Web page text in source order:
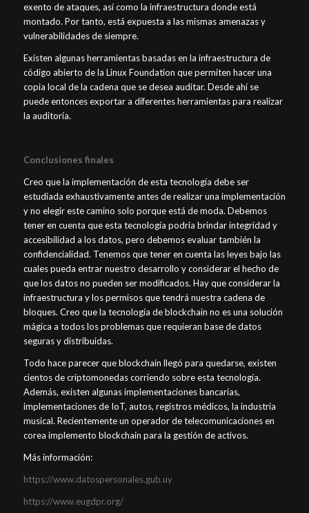
exento de ataques, así como la infraestructura donde está
montado. Por tanto, está expuesta a las mismas amenazas y
vulnerabilidades de siempre.
Existen algunas herramientas basadas en la infraestructura de
código abierto de la Linux Foundation que permiten hacer una
copia local de la cadena que se desea auditar. Desde ahí se
puede entonces exportar a diferentes herramientas para realizar
la auditoria.
Conclusiones finales
Creo que la implementación de esta tecnología debe ser
estudiada exhaustivamente antes de realizar una implementación
y no elegir este camino solo porque está de moda. Debemos
tener en cuenta que esta tecnología podría brindar integridad y
accesibilidad a los datos, pero debemos evaluar también la
confidencialidad. Tenemos que tener en cuenta las leyes bajo las
cuales pueda entrar nuestro desarrollo y considerar el hecho de
que los datos no pueden ser modificados. Hay que considerar la
infraestructura y los permisos que tendrá nuestra cadena de
bloques. Creo que la tecnología de blockchain no es una solución
mágica a todos los problemas que requieran base de datos
seguras y distribuidas.
Todo hace parecer que blockchain llegó para quedarse, existen
cientos de criptomonedas corriendo sobre esta tecnología.
Además, existen algunas implementaciones bancarias,
implementaciones de IoT, autos, registros médicos, la industria
musical. Recientemente un operador de telecomunicaciones en
corea implemento blockchain para la gestión de activos.
Más información:
https://www.datospersonales.gub.uy
https://www.eugdpr.org/